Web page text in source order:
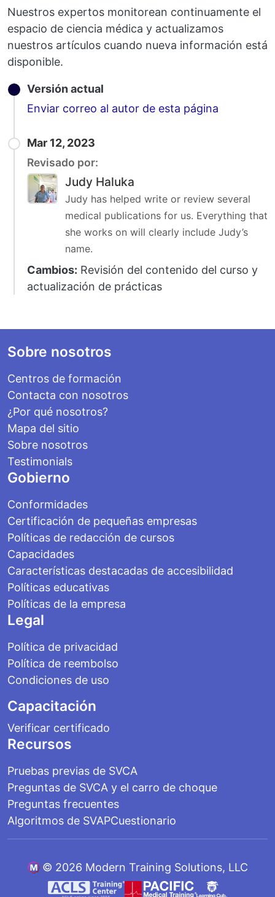
Nuestros expertos monitorean continuamente el
espacio de ciencia médica y actualizamos
nuestros artículos cuando nueva información está
disponible.
Versión actual
Enviar correo al autor de esta página
Mar 12, 2023
Revisado por:
Judy Haluka
Judy has helped write or review several
medical publications for us. Everything that
she works on will clearly include Judy’s
name.
Cambios: Revisión del contenido del curso y
actualización de prácticas
Footer
Sobre nosotros
Centros de formación
Contacta con nosotros
¿Por qué nosotros?
Mapa del sitio
Sobre nosotros
Testimonials
Gobierno
Conformidades
Certificación de pequeñas empresas
Políticas de redacción de cursos
Capacidades
Características destacadas de accesibilidad
Políticas educativas
Políticas de la empresa
Legal
Política de privacidad
Política de reembolso
Condiciones de uso
Capacitación
Verificar certificado
Recursos
Pruebas previas de SVCA
Preguntas de SVCA y el carro de choque
Preguntas frecuentes
Algoritmos de SVAPCuestionario
© 2026 Modern Training Solutions, LLC